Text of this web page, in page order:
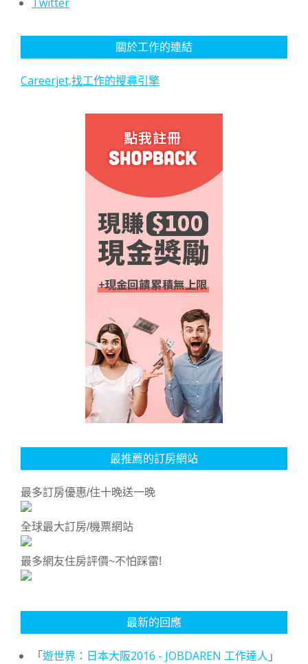
關於工作的連結
Careerjet,找工作的搜尋引擎
最推薦的訂房網站
最多訂房優惠/住十晚送一晚
全球最大訂房/機票網站
最多網友住房評價~不怕踩雷!
最新的回應
「遊世界：日本大阪2016 - JOBDAREN 工作達人 」